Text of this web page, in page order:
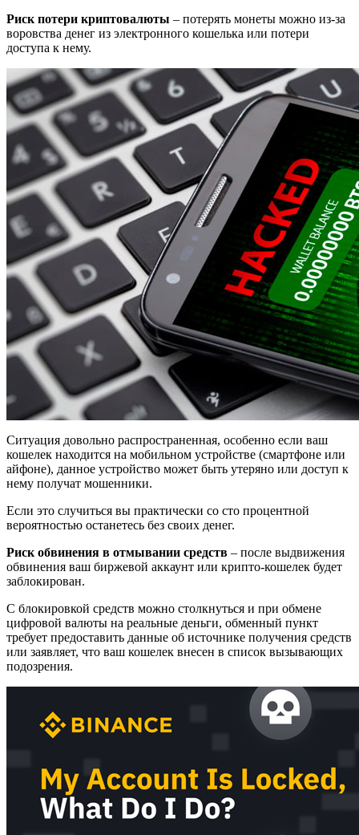
Риск потери криптовалюты – потерять монеты можно из-за
воровства денег из электронного кошелька или потери
доступа к нему.
Ситуация довольно распространенная, особенно если ваш
кошелек находится на мобильном устройстве (смартфоне или
айфоне), данное устройство может быть утеряно или доступ к
нему получат мошенники.
Если это случиться вы практически со сто процентной
вероятностью останетесь без своих денег.
Риск обвинения в отмывании средств – после выдвижения
обвинения ваш биржевой аккаунт или крипто-кошелек будет
заблокирован.
С блокировкой средств можно столкнуться и при обмене
цифровой валюты на реальные деньги, обменный пункт
требует предоставить данные об источнике получения средств
или заявляет, что ваш кошелек внесен в список вызывающих
подозрения.